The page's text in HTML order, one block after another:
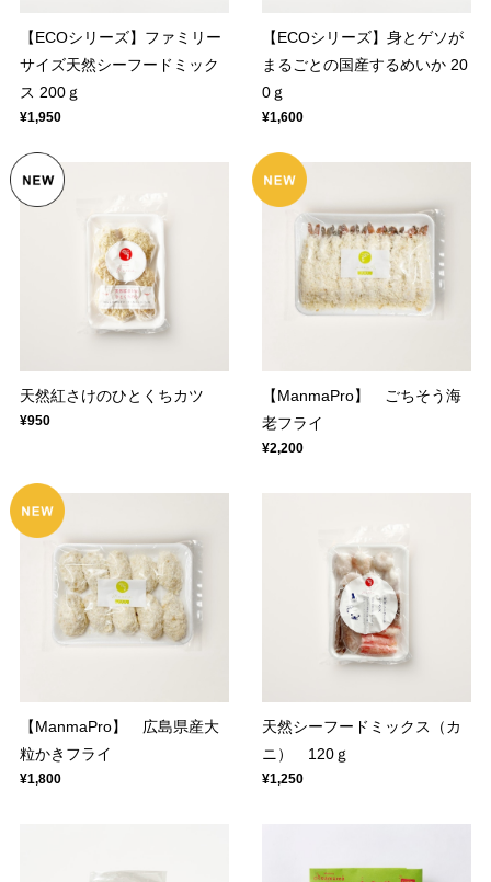
【ECOシリーズ】ファミリー
サイズ天然シーフードミック
ス 200ｇ
¥1,950
【ECOシリーズ】身とゲソが
まるごとの国産するめいか 20
0ｇ
¥1,600
天然紅さけのひとくちカツ
¥950
【ManmaPro】 ごちそう海
老フライ
¥2,200
【ManmaPro】 広島県産大
粒かきフライ
¥1,800
天然シーフードミックス（カ
ニ） 120ｇ
¥1,250